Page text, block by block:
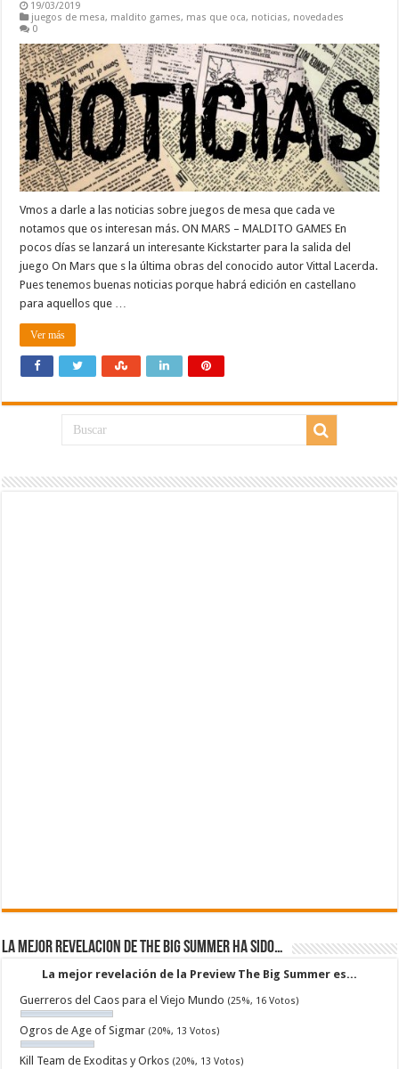
19/03/2019
juegos de mesa, maldito games, mas que oca, noticias, novedades
0
Vmos a darle a las noticias sobre juegos de mesa que cada ve
notamos que os interesan más. ON MARS – MALDITO GAMES En
pocos días se lanzará un interesante Kickstarter para la salida del
juego On Mars que s la última obras del conocido autor Vittal Lacerda.
Pues tenemos buenas noticias porque habrá edición en castellano
para aquellos que …
Ver más
La mejor revelacion de The Big Summer ha sido…
La mejor revelación de la Preview The Big Summer es...
Guerreros del Caos para el Viejo Mundo (25%, 16 Votos)
Ogros de Age of Sigmar (20%, 13 Votos)
Kill Team de Exoditas y Orkos (20%, 13 Votos)